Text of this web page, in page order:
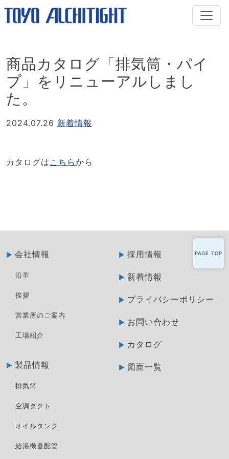
商品カタログ「排気筒・パイ
プ」をリニューアルしまし
た。
2024.07.26 新着情報
カタログは こちらから
PAGE TOP
会社情報
沿革
挨拶
営業所のご案内
工場紹介
製品情報
排気筒
空調ダクト
オイルタンク
給湯機器配管
採用情報
新着情報
プライバシーポリシー
お問い合わせ
カタログ
図面一覧